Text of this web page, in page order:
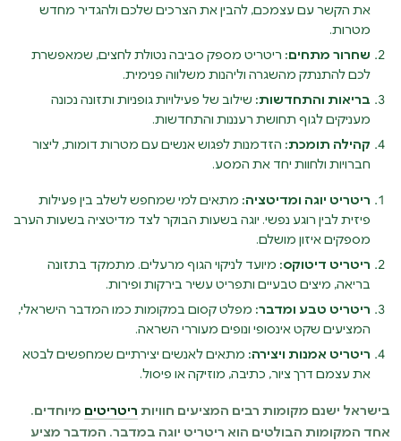
את הקשר עם עצמכם, להבין את הצרכים שלכם ולהגדיר מחדש
מטרות.
שחרור מתחים: ריטריט מספק סביבה נטולת לחצים, שמאפשרת
לכם להתנתק מהשגרה וליהנות משלווה פנימית.
בריאות והתחדשות: שילוב של פעילויות גופניות ותזונה נכונה
מעניקים לגוף תחושת רעננות והתחדשות.
קהילה תומכת: הזדמנות לפגוש אנשים עם מטרות דומות, ליצור
חברויות ולחוות יחד את המסע.
ריטריט יוגה ומדיטציה: מתאים למי שמחפש לשלב בין פעילות
פיזית לבין רוגע נפשי. יוגה בשעות הבוקר לצד מדיטציה בשעות הערב
מספקים איזון מושלם.
ריטריט דיטוקס: מיועד לניקוי הגוף מרעלים. מתמקד בתזונה
בריאה, מיצים טבעיים ותפריט עשיר בירקות ופירות.
ריטריט טבע ומדבר: מפלט קסום במקומות כמו המדבר הישראלי,
המציעים שקט אינסופי ונופים מעוררי השראה.
ריטריט אמנות ויצירה: מתאים לאנשים יצירתיים שמחפשים לבטא
את עצמם דרך ציור, כתיבה, מוזיקה או פיסול.
בישראל ישנם מקומות רבים המציעים חוויות ריטריטים מיוחדים.
אחד המקומות הבולטים הוא ריטריט יוגה במדבר. המדבר מציע